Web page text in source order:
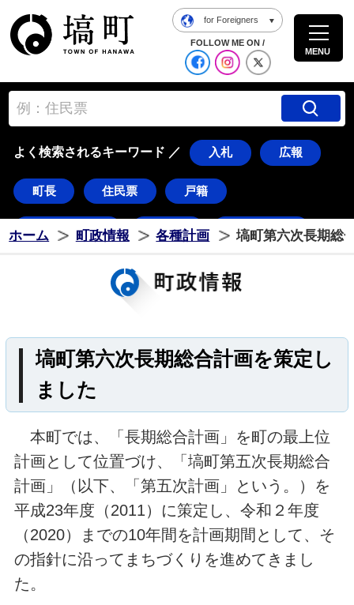
塙町ホームページ
for Foreigners
FOLLOW ME ON /
公式Facebook
塙町 塙町 X
MENU
よく検索されるキーワード ／ 入札 広報
町長 住民票 戸籍
道の駅はなわ ダリア 湯遊ランド
塙
矢祭町
協和 貝化石 羽黒 愛宕
寺西 ふじたとうこ 道の駅
こんにゃく 東白川 福島県
ホーム 町政情報 各種計画 塙町第六次長期総
塙町第六次長期総合計画を策定し
ました
本町では、「長期総合計画」を町の最上位
計画として位置づけ、「塙町第五次長期総合
計画」（以下、「第五次計画」という。）を
平成23年度（2011）に策定し、令和２年度
（2020）までの10年間を計画期間として、そ
の指針に沿ってまちづくりを進めてきまし
た。